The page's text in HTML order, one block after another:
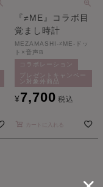
『≠ME』コラボ目
覚まし時計
MEZAMASHI-≠ME-ドッ
ト×音声B
コラボレーション
プレゼントキャンペー
ン対象外商品
¥7,700 税込
カートに入れる